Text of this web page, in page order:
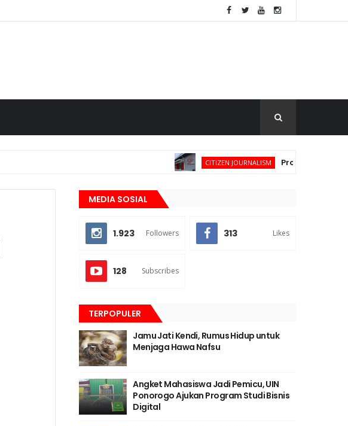
CITIZEN JOURNALISM Problem
MEDIA SOSIAL
1.923 Followers 313 Likes
128 Subscribes
TERPOPULER
Jamu Jati Kendi, Rumus Hidup untuk
Menjaga Hawa Nafsu
Angket Mahasiswa Jadi Pemicu, UIN
Ponorogo Ajukan Program Studi Bisnis
Digital